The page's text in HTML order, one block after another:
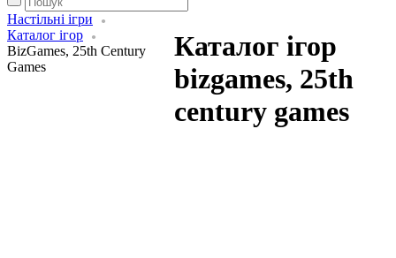
Настільні ігри
Каталог ігор
BizGames, 25th Century
Games
Каталог ігор
bizgames, 25th
century games